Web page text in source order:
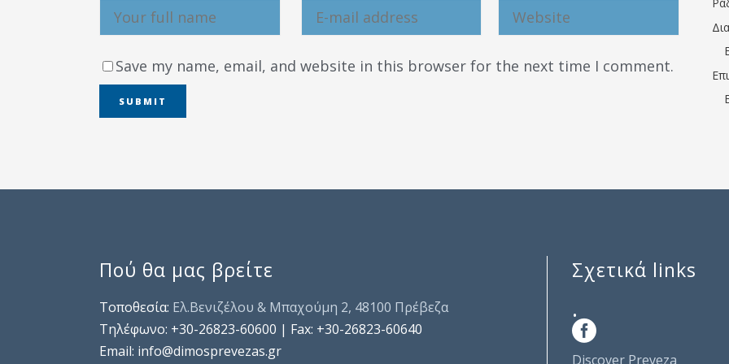
Save my name, email, and website in this browser for the next time I comment.
Πού θα μας βρείτε
Τοποθεσία: Ελ.Βενιζέλου & Μπαχούμη 2, 48100 Πρέβεζα
Τηλέφωνo: +30-26823-60600 | Fax: +30-26823-60640
Email: info@dimosprevezas.gr
Σχετικά links
.
Discover Preveza